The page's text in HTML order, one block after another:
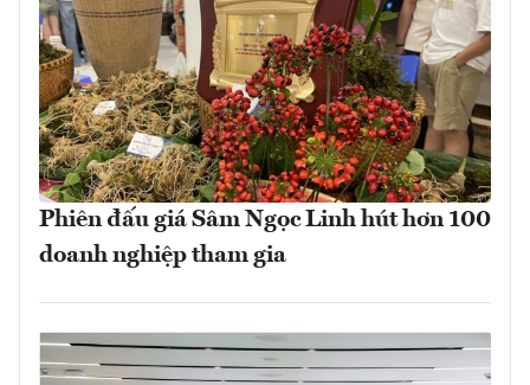
Phiên đấu giá Sâm Ngọc Linh hút hơn 100
doanh nghiệp tham gia